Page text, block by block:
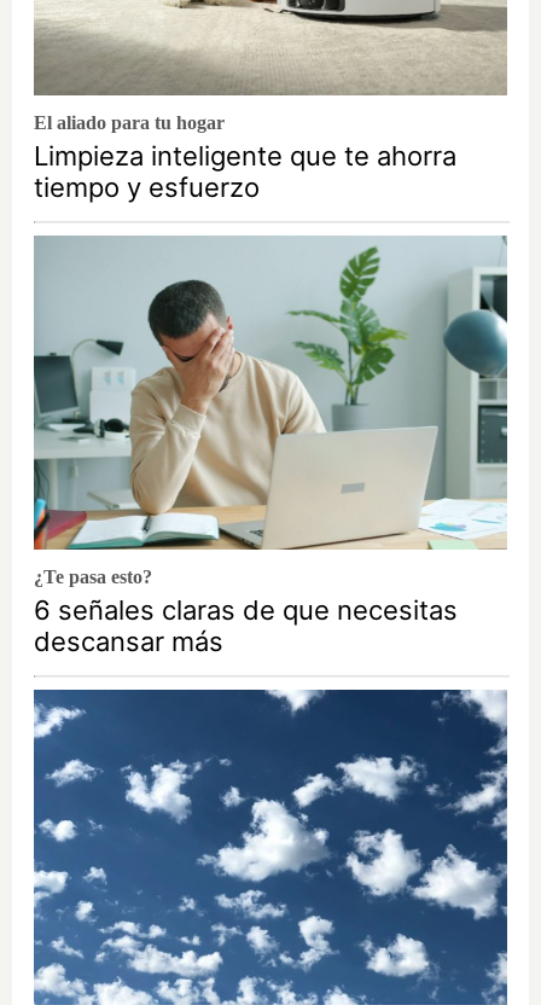
El aliado para tu hogar
Limpieza inteligente que te ahorra
tiempo y esfuerzo
¿Te pasa esto?
6 señales claras de que necesitas
descansar más